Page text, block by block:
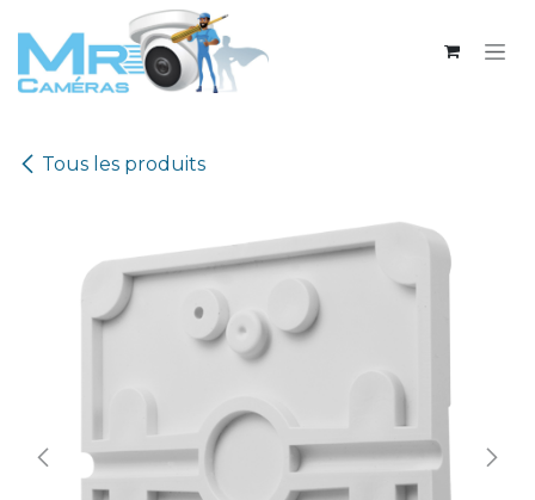
Se rendre au contenu
Tous les produits